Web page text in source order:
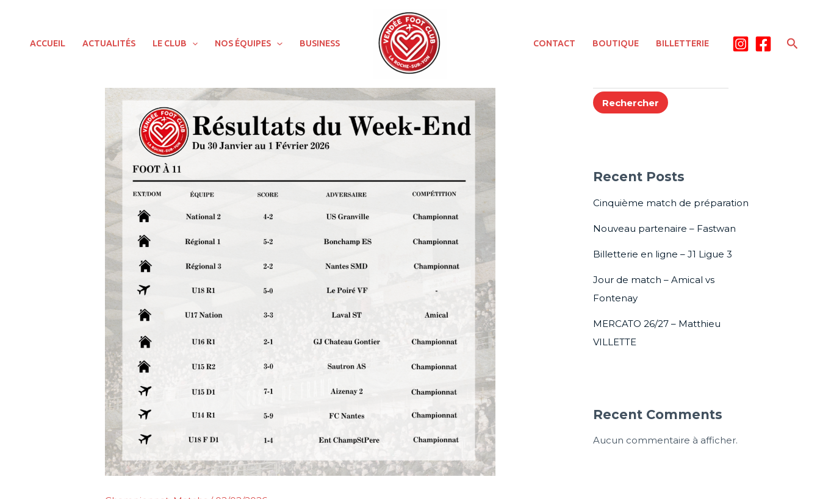
contenuACCUEIL ACTUALITÉS LE CLUB NOS ÉQUIPES BUSINESS CONTACT BOUTIQUE BILLETTERIE
Rechercher
Recent Posts
Cinquième match de préparation
Nouveau partenaire – Fastwan
Billetterie en ligne – J1 Ligue 3
Jour de match – Amical vs
Fontenay
MERCATO 26/27 – Matthieu
VILLETTE
Recent Comments
Aucun commentaire à afficher.